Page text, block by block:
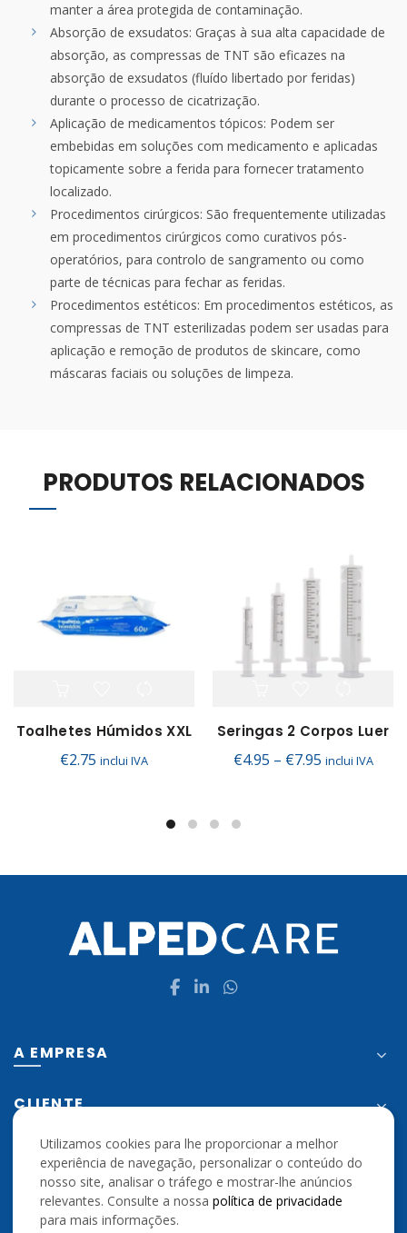
manter a área protegida de contaminação.
Absorção de exsudatos: Graças à sua alta capacidade de
absorção, as compressas de TNT são eficazes na
absorção de exsudatos (fluído libertado por feridas)
durante o processo de cicatrização.
Aplicação de medicamentos tópicos: Podem ser
embebidas em soluções com medicamento e aplicadas
topicamente sobre a ferida para fornecer tratamento
localizado.
Procedimentos cirúrgicos: São frequentemente utilizadas
em procedimentos cirúrgicos como curativos pós-
operatórios, para controlo de sangramento ou como
parte de técnicas para fechar as feridas.
Procedimentos estéticos: Em procedimentos estéticos, as
compressas de TNT esterilizadas podem ser usadas para
aplicação e remoção de produtos de skincare, como
máscaras faciais ou soluções de limpeza.
PRODUTOS RELACIONADOS
Toalhetes Húmidos XXL
€2.75 inclui IVA
This
multiple
variants.
on
product
page
Seringas 2 Corpos Luer
€4.95 – €7.95Price
inclui IVA
A EMPRESA
CLIENTE
LEGALIDADE
DESTAQUES
Utilizamos cookies para lhe proporcionar a melhor
experiência de navegação, personalizar o conteúdo do
nosso site, analisar o tráfego e mostrar-lhe anúncios
relevantes. Consulte a nossa política de privacidade
para mais informações.